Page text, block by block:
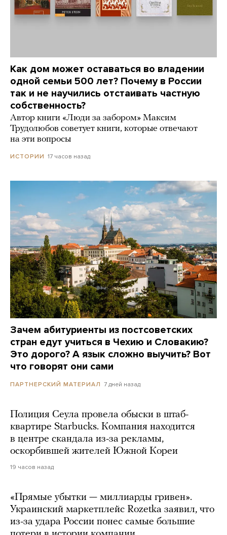
Как дом может оставаться во владении
одной семьи 500 лет? Почему в России
так и не научились отстаивать частную
собственность?
Автор книги «Люди за забором» Максим
Трудолюбов советует книги, которые отвечают
на эти вопросы
ИСТОРИИ 17 часов назад
Зачем абитуриенты из постсоветских
стран едут учиться в Чехию и Словакию?
Это дорого? А язык сложно выучить? Вот
что говорят они сами
ПАРТНЕРСКИЙ МАТЕРИАЛ 7 дней назад
Полиция Сеула провела обыски в штаб-
квартире Starbucks. Компания находится
в центре скандала из-за рекламы,
оскорбившей жителей Южной Кореи
19 часов назад
«Прямые убытки — миллиарды гривен».
Украинский маркетплейс Rozetka заявил, что
из-за удара России понес самые большие